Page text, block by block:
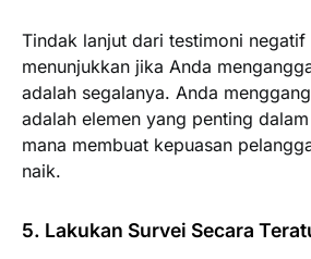
Tindak lanjut dari testimoni negatif
menunjukkan jika Anda
adalah segalanya. Anda
adalah elemen yang penting
mana membuat kepuasan
naik.
5. Lakukan Survei Secara